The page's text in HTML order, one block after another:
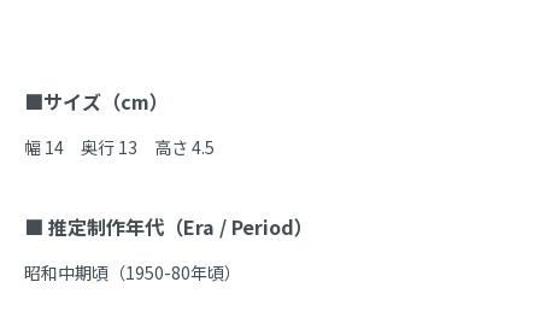
商品説明
■サイズ（cm）
幅 14　奥行 13　高さ 4.5
■ 推定制作年代（Era / Period）
昭和中期頃（1950-80年頃）